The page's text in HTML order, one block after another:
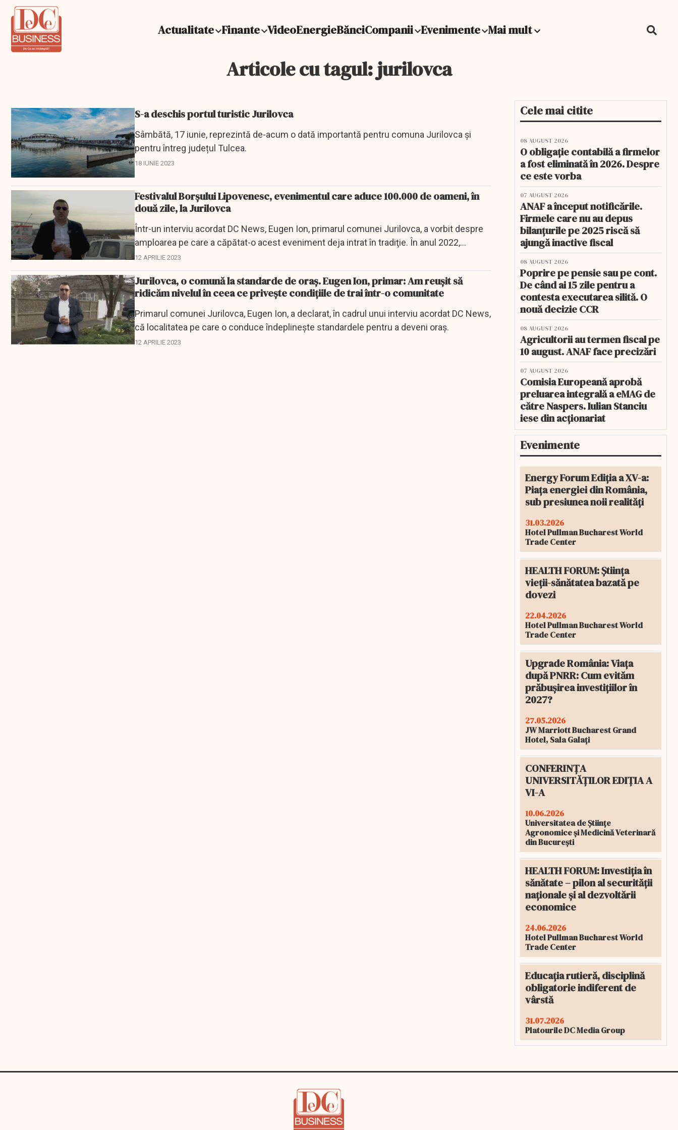
Actualitate Finante VideoEnergieBănciCompanii Evenimente Mai mult
Articole cu tagul: jurilovca
S-a deschis portul turistic Jurilovca
Sâmbătă, 17 iunie, reprezintă de-acum o dată importantă pentru comuna Jurilovca și
pentru întreg județul Tulcea.
18 IUNIE 2023
Festivalul Borşului Lipovenesc, evenimentul care aduce 100.000 de oameni, în
două zile, la Jurilovca
Într-un interviu acordat DC News, Eugen Ion, primarul comunei Jurilovca, a vorbit despre
amploarea pe care a căpătat-o acest eveniment deja intrat în tradiţie. În anul 2022,
festivalul s-a...
12 APRILIE 2023
Jurilovca, o comună la standarde de oraş. Eugen Ion, primar: Am reuşit să
ridicăm nivelul în ceea ce priveşte condiţiile de trai într-o comunitate
Primarul comunei Jurilovca, Eugen Ion, a declarat, în cadrul unui interviu acordat DC News,
că localitatea pe care o conduce îndeplineşte standardele pentru a deveni oraş.
12 APRILIE 2023
Cele mai citite
08 AUGUST 2026
O obligație contabilă a firmelor
a fost eliminată în 2026. Despre
ce este vorba
07 AUGUST 2026
ANAF a început notificările.
Firmele care nu au depus
bilanțurile pe 2025 riscă să
ajungă inactive fiscal
08 AUGUST 2026
Poprire pe pensie sau pe cont.
De când ai 15 zile pentru a
contesta executarea silită. O
nouă decizie CCR
08 AUGUST 2026
Agricultorii au termen fiscal pe
10 august. ANAF face precizări
07 AUGUST 2026
Comisia Europeană aprobă
preluarea integrală a eMAG de
către Naspers. Iulian Stanciu
iese din acționariat
Evenimente
Energy Forum Ediția a XV-a:
Piața energiei din România,
sub presiunea noii realități
31.03.2026
Hotel Pullman Bucharest World
Trade Center
HEALTH FORUM: Știința
vieții-sănătatea bazată pe
dovezi
22.04.2026
Hotel Pullman Bucharest World
Trade Center
Upgrade România: Viața
după PNRR: Cum evităm
prăbușirea investițiilor în
2027?
27.05.2026
JW Marriott Bucharest Grand
Hotel, Sala Galați
CONFERINȚA
UNIVERSITĂȚILOR EDIȚIA A
VI-A
10.06.2026
Universitatea de Științe
Agronomice și Medicină Veterinară
din București
HEALTH FORUM: Investiția în
sănătate – pilon al securității
naționale și al dezvoltării
economice
24.06.2026
Hotel Pullman Bucharest World
Trade Center
Educația rutieră, disciplină
obligatorie indiferent de
vârstă
31.07.2026
Platourile DC Media Group